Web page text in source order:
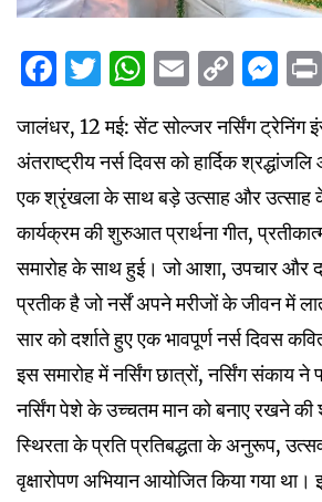
Facebook
Twitter
WhatsApp
Email
Copy
Link
जालंधर, 12 मई: सेंट सोल्जर नर्सिंग ट्रेनिंग
अंतराष्ट्रीय नर्स दिवस को हार्दिक
एक श्रृंखला के साथ बड़े उत्साह और उत्साह
कार्यक्रम की शुरुआत प्रार्थना गीत,
समारोह के साथ हुई। जो आशा, उपचार और
प्रतीक है जो नर्सें अपने मरीजों के जीवन में
सार को दर्शाते हुए एक भावपूर्ण नर्स दिवस
इस समारोह में नर्सिंग छात्रों, नर्सिंग संकाय ने
नर्सिंग पेशे के उच्चतम मान को बनाए रखने की
स्थिरता के प्रति प्रतिबद्धता के अनुरूप,
वृक्षारोपण अभियान आयोजित किया गया था।